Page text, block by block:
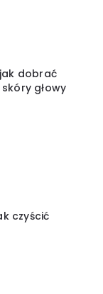
dobrać
głowy
czyścić